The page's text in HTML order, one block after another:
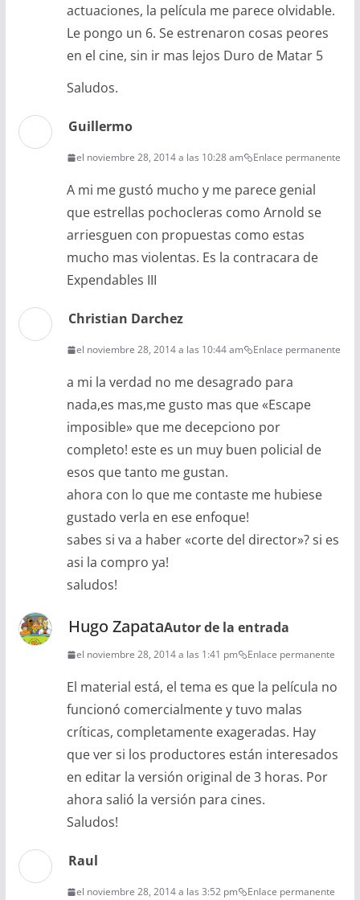
actuaciones, la película me parece olvidable.
Le pongo un 6. Se estrenaron cosas peores
en el cine, sin ir mas lejos Duro de Matar 5
Saludos.
Guillermo
el noviembre 28, 2014 a las 10:28 am Enlace permanente
A mi me gustó mucho y me parece genial
que estrellas pochocleras como Arnold se
arriesguen con propuestas como estas
mucho mas violentas. Es la contracara de
Expendables III
Christian Darchez
el noviembre 28, 2014 a las 10:44 am Enlace permanente
a mi la verdad no me desagrado para
nada,es mas,me gusto mas que «Escape
imposible» que me decepciono por
completo! este es un muy buen policial de
esos que tanto me gustan.
ahora con lo que me contaste me hubiese
gustado verla en ese enfoque!
sabes si va a haber «corte del director»? si es
asi la compro ya!
saludos!
Hugo ZapataAutor de la entrada
el noviembre 28, 2014 a las 1:41 pm Enlace permanente
El material está, el tema es que la película no
funcionó comercialmente y tuvo malas
críticas, completamente exageradas. Hay
que ver si los productores están interesados
en editar la versión original de 3 horas. Por
ahora salió la versión para cines.
Saludos!
Raul
el noviembre 28, 2014 a las 3:52 pm Enlace permanente